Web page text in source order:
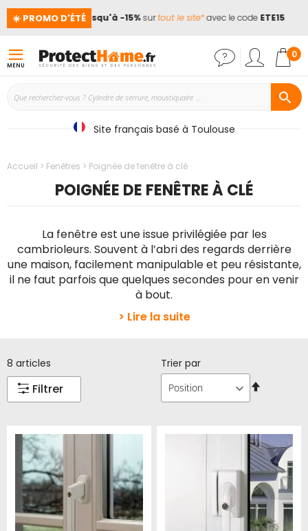
☀️ PROMO D'ÉTÉ
! 📢Jusqu'à -15%surtout le site*avec le codeETE15
MENU
0
Site français basé à Toulouse
Accueil Fenêtres Poignée de fenêtre à clé
POIGNÉE DE FENÊTRE À CLÉ
La fenêtre est une issue privilégiée par les
cambrioleurs. Souvent à l’abri des regards derrière
une maison, facilement manipulable et peu résistante,
il ne faut parfois que quelques secondes pour en venir
à bout.
> Lire la suite
8 articles
Trier par
Filtrer